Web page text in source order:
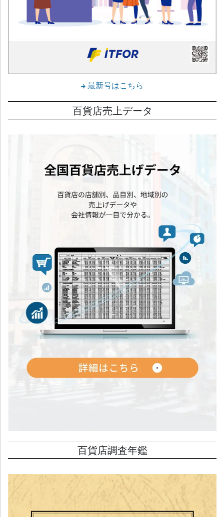
最新号はこちら
百貨店売上データ
百貨店調査年鑑